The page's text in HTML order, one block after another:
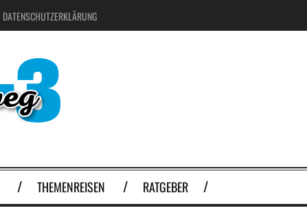
DATENSCHUTZERKLÄRUNG
THEMENREISEN RATGEBER